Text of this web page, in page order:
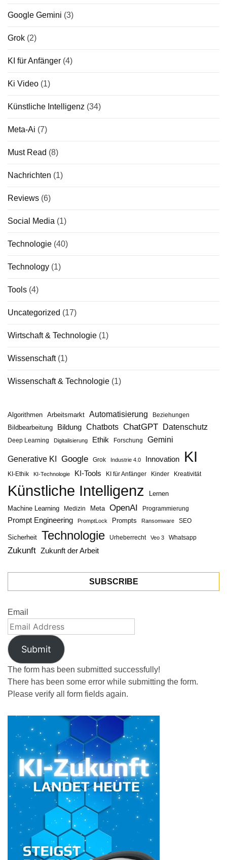
Google Gemini (3)
Grok (2)
KI für Anfänger (4)
Ki Video (1)
Künstliche Intelligenz (34)
Meta-Ai (7)
Must Read (8)
Nachrichten (1)
Reviews (6)
Social Media (1)
Technologie (40)
Technology (1)
Tools (4)
Uncategorized (17)
Wirtschaft & Technologie (1)
Wissenschaft(1)
Wissenschaft & Technologie (1)
Algorithmen Arbeitsmarkt Automatisierung Beziehungen
Bildbearbeitung Bildung Chatbots ChatGPT Datenschutz
Deep Learning Digitalisierung Ethik Forschung Gemini
Generative KI Google Grok Industrie 4.0 Innovation KI
KI-Ethik KI-Technologie KI-Tools KI für Anfänger Kinder Kreativität
Künstliche Intelligenz
Lernen
Machine Learning
Medizin Meta OpenAI Programmierung
Prompt Engineering PromptLock Prompts Ransomware SEO
Sicherheit Technologie Urheberrecht Veo 3 Whatsapp
Zukunft Zukunft der Arbeit
SUBSCRIBE
Email
Submit
The form has been submitted successfully!
There has been some error while submitting the form.
Please verify all form fields again.